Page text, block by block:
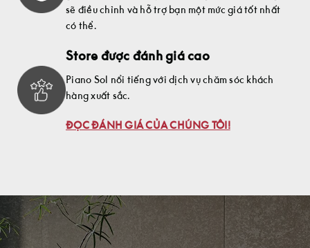
sẽ điều chỉnh và hỗ trợ bạn một mức giá tốt nhất
có thể.
Store được đánh giá cao
Piano Sol nổi tiếng với dịch vụ chăm sóc khách
hàng xuất sắc.
ĐỌC ĐÁNH GIÁ CỦA CHÚNG TÔI!